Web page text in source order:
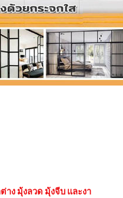
ง มุ้งลวด มุ้งจีบ และงา